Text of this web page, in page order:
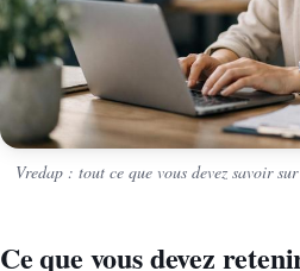
Vredap : tout ce que vous devez savoir
Ce que vous devez